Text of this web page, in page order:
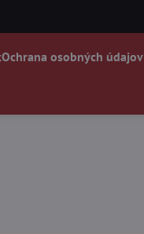
Ochrana osobných údajov